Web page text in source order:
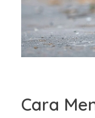
Cara